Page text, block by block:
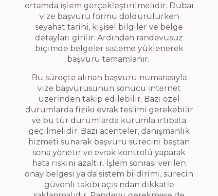
ortamda işlem gerçekleştirilmelidir. Dubai
vize başvuru formu doldurulurken
seyahat tarihi, kişisel bilgiler ve belge
detayları girilir. Ardından randevusuz
biçimde belgeler sisteme yüklenerek
başvuru tamamlanır.
Bu süreçte alınan başvuru numarasıyla
vize başvurusunun sonucu internet
üzerinden takip edilebilir. Bazı özel
durumlarda fiziki evrak teslimi gerekebilir
ve bu tür durumlarda kurumla irtibata
geçilmelidir. Bazı acenteler, danışmanlık
hizmeti sunarak başvuru sürecini baştan
sona yönetir ve evrak kontrolü yaparak
hata riskini azaltır. İşlem sonrası verilen
onay belgesi ya da sistem bildirimi, sürecin
güvenli takibi açısından dikkatle